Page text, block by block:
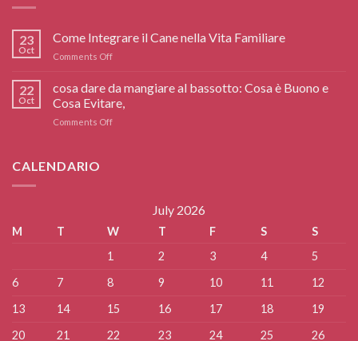
23
Oct
Come Integrare il Cane nella Vita Familiare
Comments Offon
Integrare
Cane
nella
22
Oct
cosa dare da mangiare al bassotto: Cosa è Buono e
Cosa Evitare,
Comments Offon
è
Evitare,
CALENDARIO
July 2026
M T W T F S
S
1
2 3 4
5
6
7 8 9 10 11
12
13
14 15 16 17 18
19
20
21 22 23 24 25 26